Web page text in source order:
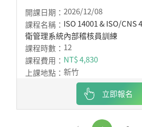
2026/12/08
ISO 14001 & ISO/CNS
衛管理系統內部稽核員訓練
12
NT$ 4,830
新竹
立即報名